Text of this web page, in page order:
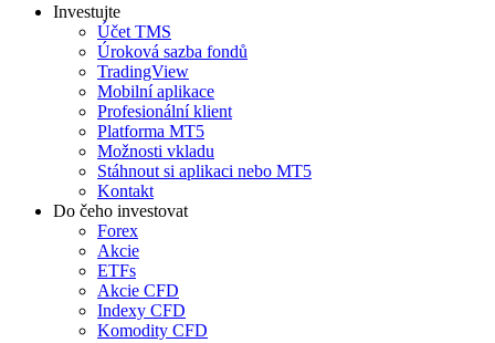
Investujte
Účet TMS
Úroková sazba fondů
TradingView
Mobilní aplikace
Profesionální klient
Platforma MT5
Možnosti vkladu
Stáhnout si aplikaci nebo MT5
Kontakt
Do čeho investovat
Forex
Akcie
ETFs
Akcie CFD
Indexy CFD
Komodity CFD